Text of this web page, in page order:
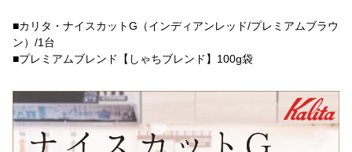
■カリタ・ナイスカットG（インディアンレッド/プレミアムブラウ
ン）/1台
■プレミアムブレンド【しゃちブレンド】100g袋